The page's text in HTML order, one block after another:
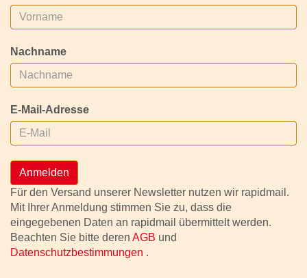
Nachname
E-Mail-Adresse
Anmelden
Für den Versand unserer Newsletter nutzen wir rapidmail.
Mit Ihrer Anmeldung stimmen Sie zu, dass die
eingegebenen Daten an rapidmail übermittelt werden.
Beachten Sie bitte deren AGB und
Datenschutzbestimmungen .